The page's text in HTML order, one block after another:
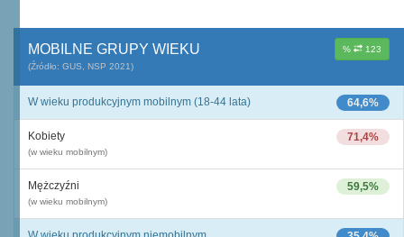
% 123
MOBILNE GRUPY WIEKU
(Źródło: GUS, NSP 2021)
64,6%
W wieku produkcyjnym mobilnym (18-44 lata)
71,4%
Kobiety
(w wieku mobilnym)
59,5%
Mężczyźni
(w wieku mobilnym)